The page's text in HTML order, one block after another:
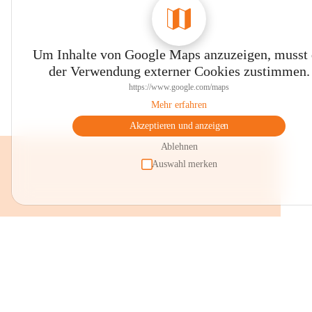
Um Inhalte von Google Maps anzuzeigen, musst
der Verwendung externer Cookies zustimmen.
https://www.google.com/maps
Mehr erfahren
Akzeptieren und anzeigen
Ablehnen
Auswahl merken